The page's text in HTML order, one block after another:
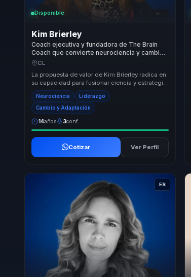
Disponible
Kim Brierley
Coach ejecutiva y fundadora de The Brain
Coach que convierte neurociencia y cambio
organizacional en mejores decisiones para
CL
La propuesta de valor de Kim Brierley radica en
su capacidad para fusionar ciencia y estrategia
en un marco práctico y accesible. Con for...
Neurociencia Liderazgo
Cambio y Adaptación
14años 3conf.
Cotizar Ver Perfil
ES